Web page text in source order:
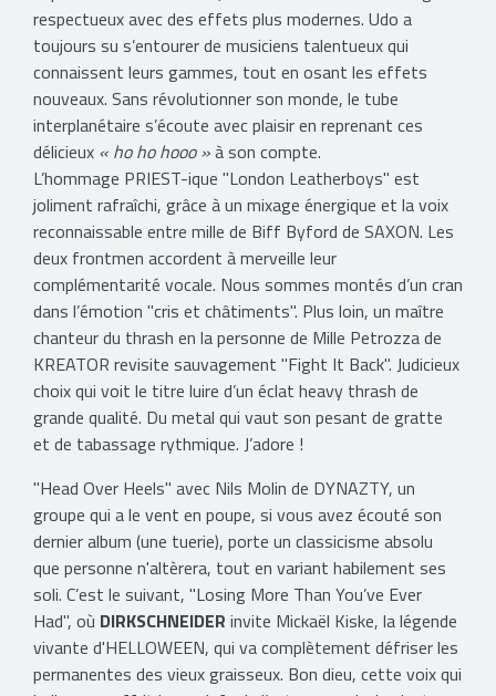
respectueux avec des effets plus modernes. Udo a
toujours su s’entourer de musiciens talentueux qui
connaissent leurs gammes, tout en osant les effets
nouveaux. Sans révolutionner son monde, le tube
interplanétaire s’écoute avec plaisir en reprenant ces
délicieux « ho ho hooo »à son compte.
L’hommage PRIEST-ique "London Leatherboys" est
joliment rafraîchi, grâce à un mixage énergique et la voix
reconnaissable entre mille de Biff Byford de SAXON. Les
deux frontmen accordent à merveille leur
complémentarité vocale. Nous sommes montés d’un cran
dans l’émotion "cris et châtiments". Plus loin, un maître
chanteur du thrash en la personne de Mille Petrozza de
KREATOR revisite sauvagement "Fight It Back". Judicieux
choix qui voit le titre luire d’un éclat heavy thrash de
grande qualité. Du metal qui vaut son pesant de gratte
et de tabassage rythmique. J’adore !
"Head Over Heels" avec Nils Molin de DYNAZTY, un
groupe qui a le vent en poupe, si vous avez écouté son
dernier album (une tuerie), porte un classicisme absolu
que personne n'altèrera, tout en variant habilement ses
soli. C’est le suivant, "Losing More Than You’ve Ever
Had", où DIRKSCHNEIDER invite Mickaël Kiske, la légende
vivante d'HELLOWEEN, qui va complètement défriser les
permanentes des vieux graisseux. Bon dieu, cette voix qui